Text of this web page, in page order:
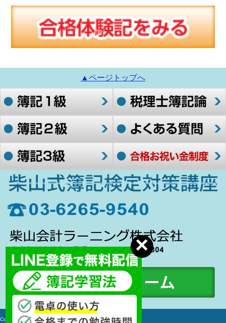
▲ページトップへ
Copyright c 2006-2017 簿記検定対策講座 All rights Reserved.